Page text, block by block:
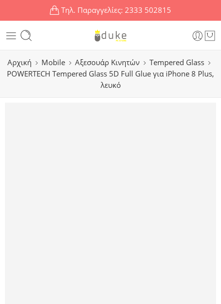
Τηλ. Παραγγελίες: 2333 502815
Αρχική Mobile Αξεσουάρ Κινητών
Tempered Glass
POWERTECH Tempered Glass 5D Full Glue για iPhone 8 Plus,
λευκό